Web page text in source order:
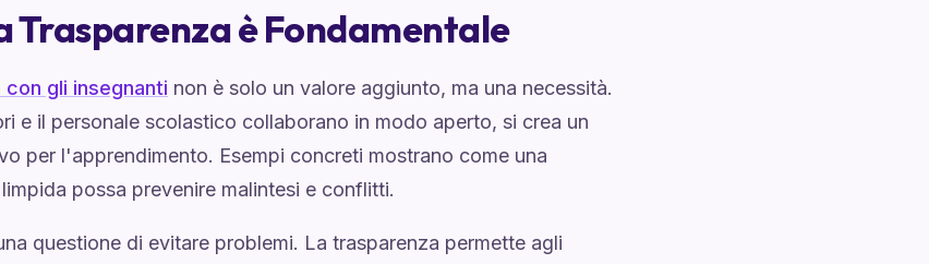
Trasparenza è Fondamentale
gli insegnanti non è solo un valore aggiunto, ma una necessità.
e il personale scolastico collaborano in modo aperto, si crea un
per l'apprendimento. Esempi concreti mostrano come una
possa prevenire malintesi e conflitti.
questione di evitare problemi. La trasparenza permette agli